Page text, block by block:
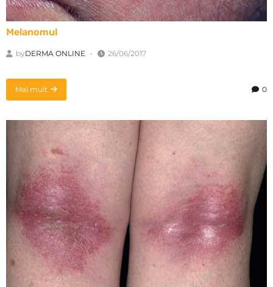
Melanomul
byDERMA ONLINE 26/06/2017
Mai mult 0